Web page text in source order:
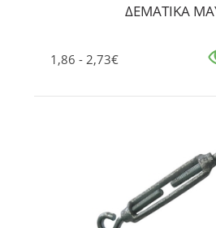
ΔΕΜΑΤΙΚΑ
1,86 - 2,73€